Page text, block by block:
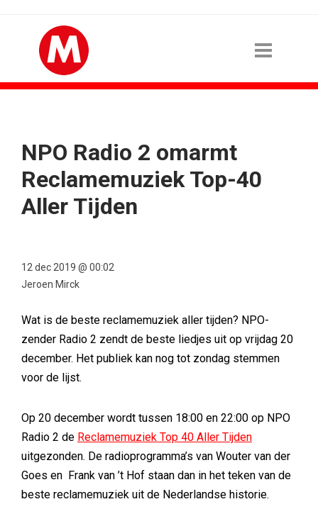
NPO Radio 2 omarmt
Reclamemuziek Top-40
Aller Tijden
12 dec 2019 @ 00:02
Jeroen Mirck
Wat is de beste reclamemuziek aller tijden? NPO-
zender Radio 2 zendt de beste liedjes uit op vrijdag 20
december. Het publiek kan nog tot zondag stemmen
voor de lijst.
Op 20 december wordt tussen 18:00 en 22:00 op NPO
Radio 2 de Reclamemuziek Top 40 Aller Tijden
uitgezonden. De radioprogramma’s van Wouter van der
Goes en Frank van ’t Hof staan dan in het teken van de
beste reclamemuziek uit de Nederlandse historie.